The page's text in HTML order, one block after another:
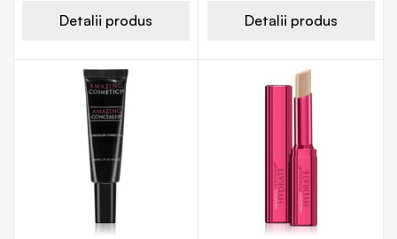
Detalii produs Detalii produs